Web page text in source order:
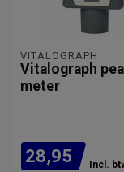
VITALOGRAPH
Vitalograph
meter
28,95 Incl.